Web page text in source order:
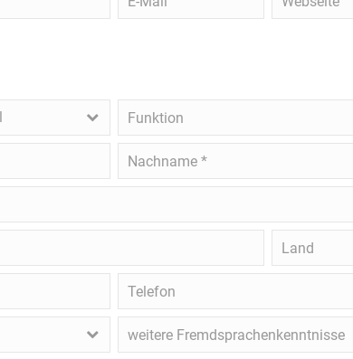
Mail
Funktion
Nachname
Land
Telefon
weitere
Fremdsprachenkenntnisse